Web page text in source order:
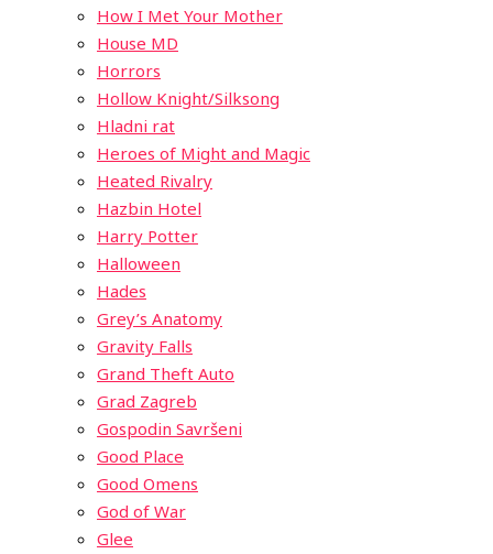
How I Met Your Mother
House MD
Horrors
Hollow Knight/Silksong
Hladni rat
Heroes of Might and Magic
Heated Rivalry
Hazbin Hotel
Harry Potter
Halloween
Hades
Grey’s Anatomy
Gravity Falls
Grand Theft Auto
Grad Zagreb
Gospodin Savršeni
Good Place
Good Omens
God of War
Glee